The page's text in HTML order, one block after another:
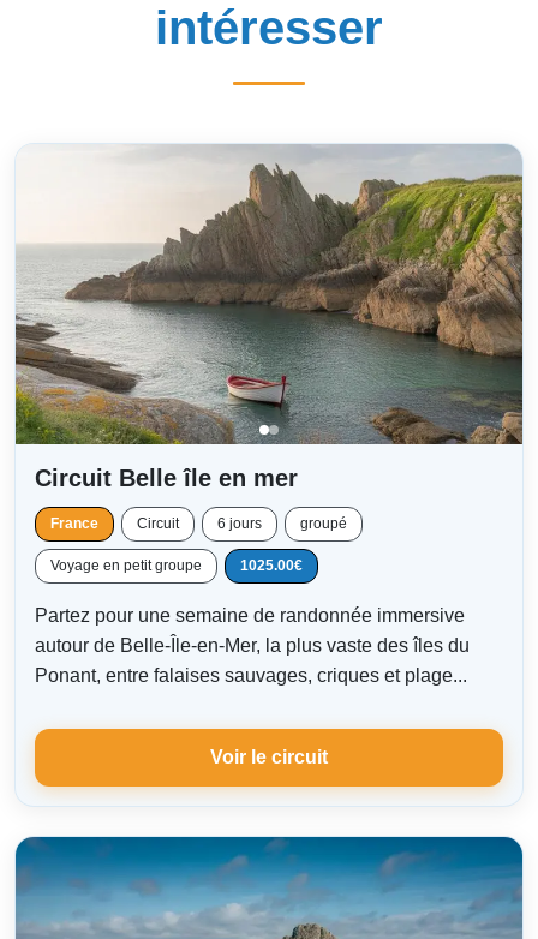
intéresser
Circuit Belle île en mer
France Circuit 6 jours groupé
Voyage en petit groupe 1025.00€
Partez pour une semaine de randonnée immersive
autour de Belle-Île-en-Mer, la plus vaste des îles du
Ponant, entre falaises sauvages, criques et plage...
Voir le circuit